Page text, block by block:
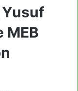
Yusuf
MEB